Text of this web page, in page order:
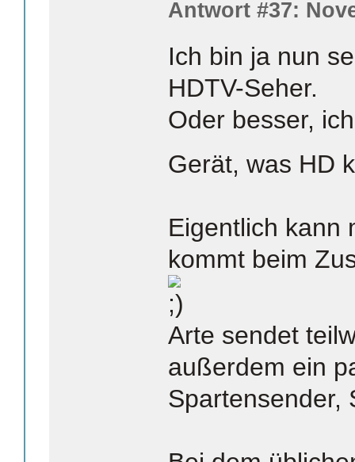
Antwort #37:
Ich bin ja nun
HDTV-Seher.
Oder besser,
Gerät, was HD
Eigentlich kann
kommt beim
Arte sendet
außerdem ein
Spartensender,